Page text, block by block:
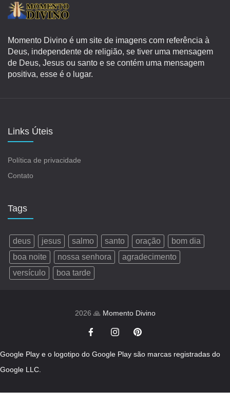
Momento Divino é um site de imagens com referência à
Deus, independente de religião, se tiver uma mensagem
de Deus, Jesus ou santo e se contém uma mensagem
positiva, esse é o lugar.
Links Úteis
Política de privacidade
Contato
Tags
deus jesus salmo santo oração
bom dia
boa noite
nossa senhora
agradecimento
versículo
boa tarde
2026 🙏 Momento Divino
Google Play e o logotipo do Google Play são marcas registradas do
Google LLC.